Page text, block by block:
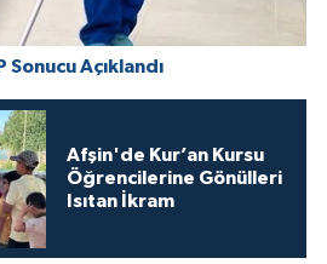
Açıklandı
Afşin'de Kur’an Kursu
Öğrencilerine Gönülleri
Isıtan İkram